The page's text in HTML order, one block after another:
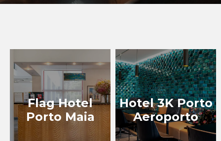
EVENTOS
Flag Hotel
Porto Maia
Hotel 3K Porto
Aeroporto